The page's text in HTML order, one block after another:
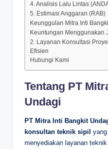
4. Analisis Lalu Lintas
5. Estimasi Anggaran (RAB)
Keunggulan Mitra Inti
Keuntungan Menggunakan
2. Layanan Konsultasi
Efisien
Hubungi Kami
Tentang PT
Undagi
PT Mitra Inti Bangkit
konsultan teknik sipil
menyediakan layanan